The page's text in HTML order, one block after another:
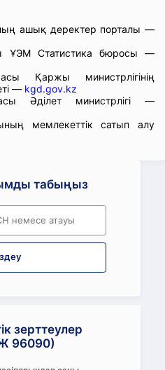
ашық деректер порталы —
ҰЭМ Статистика бюросы —
Қаржы министрлігінің
— kgd.gov.kz
Әділет министрлігі —
мемлекеттік сатып алу
табыңыз
зерттеулер
96090)